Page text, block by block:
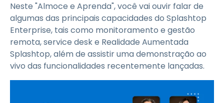
Neste "Almoce e Aprenda", você vai ouvir falar de
algumas das principais capacidades do Splashtop
Enterprise, tais como monitoramento e gestão
remota, service desk e Realidade Aumentada
Splashtop, além de assistir uma demonstração ao
vivo das funcionalidades recentemente lançadas.